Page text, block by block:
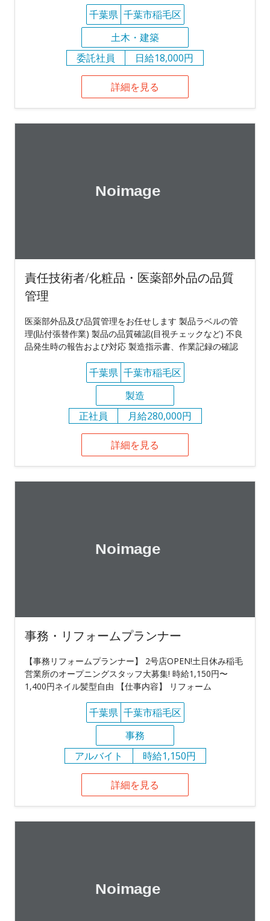
千葉県 千葉市稲毛区
土木・建築
委託社員
日給18,000円
詳細を見る
責任技術者/化粧品・医薬部外品の品質
管理
医薬部外品及び品質管理をお任せします 製品ラベルの管
理(貼付張替作業) 製品の品質確認(目視チェックなど) 不良
品発生時の報告および対応 製造指示書、作業記録の確認
千葉県 千葉市稲毛区
製造
正社員
月給280,000円
詳細を見る
事務・リフォームプランナー
【事務リフォームプランナー】 2号店OPEN!土日休み稲毛
営業所のオープニングスタッフ大募集! 時給1,150円〜
1,400円ネイル髪型自由 【仕事内容】 リフォーム
千葉県 千葉市稲毛区
事務
アルバイト
時給1,150円
詳細を見る